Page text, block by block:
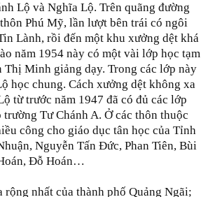
Lộ và Nghĩa Lộ. Trên quãng đường
Phú Mỹ, lần lượt bên trái có ngôi
Lành, rồi đến một khu xưởng dệt khá
năm 1954 này có một vài lớp học tạm
Thị Minh giảng dạy. Trong các lớp này
học chung. Cách xưởng dệt không xa
từ trước năm 1947 đã có đủ các lớp
Tư Chánh A. Ở các thôn thuộc
công cho giáo dục tân học của Tỉnh
Nguyễn Tấn Đức, Phan Tiên, Bùi
Đỗ Hoán…
nhất của thành phố Quảng Ngãi;